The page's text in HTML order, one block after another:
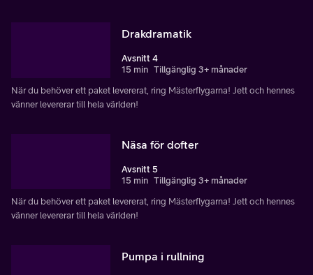
Drakdramatik
Avsnitt 4
15 min Tillgänglig 3+ månader
När du behöver ett paket levererat, ring Mästerflygarna! Jett och hennes
vänner levererar till hela världen!
Näsa för dofter
Avsnitt 5
15 min Tillgänglig 3+ månader
När du behöver ett paket levererat, ring Mästerflygarna! Jett och hennes
vänner levererar till hela världen!
Pumpa i rullning